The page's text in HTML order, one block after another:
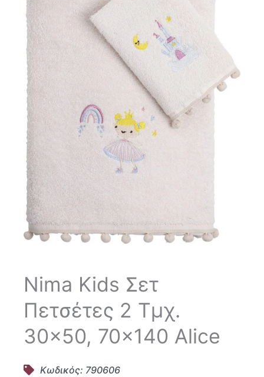
Nima Kids Σετ
Πετσέτες 2 Τμχ.
30×50, 70×140 Alice
Κωδικός: 790606